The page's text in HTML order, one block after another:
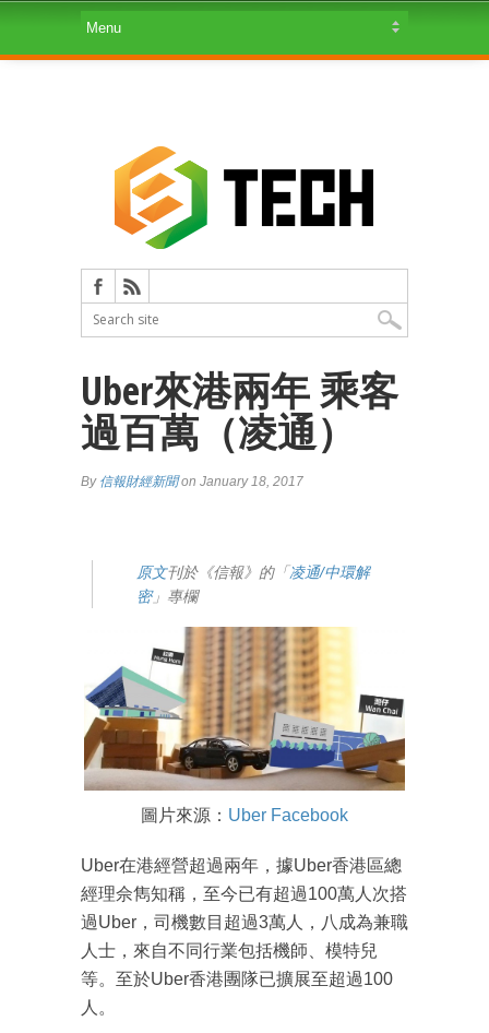
Uber來港兩年 乘客
過百萬（凌通）
By 信報財經新聞on January 18, 2017
原文刊於《信報》的「凌通/中環解
密」專欄
圖片來源： Uber Facebook
Uber在港經營超過兩年，據Uber香港區總
經理佘雋知稱，至今已有超過100萬人次搭
過Uber，司機數目超過3萬人，八成為兼職
人士，來自不同行業包括機師、模特兒
等。至於Uber香港團隊已擴展至超過100
人。